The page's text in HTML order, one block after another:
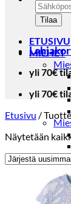
ETUSIVU
MIEHET
yli 70€
yli 70€
Etusivu /
Näytetään